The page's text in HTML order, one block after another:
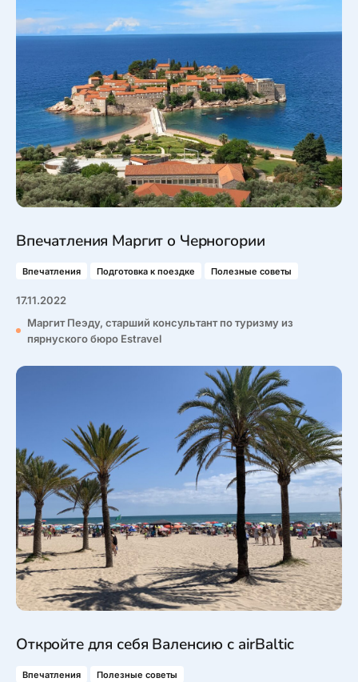
Подарочная карта Estravel
Airalo eSIM
Бонусные пункты, Золотая карточка, Platinum
Club...
Золотая карточка
Platinum Club
Бонусные пункты
О компании, контакты, наши консультанты,
новости...
О компании
Контакты
Наши консультанты
Приходите на работу
Новости
Впечатления Маргит о Черногории
Впечатления Подготовка к поездке Полезные советы
17.11.2022
Маргит Пеэду, старший консультант по туризму из
пярнуского бюро Estravel
Откройте для себя Валенсию с airBaltic
Впечатления Полезные советы